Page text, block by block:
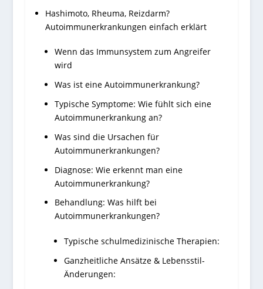
Hashimoto, Rheuma, Reizdarm?
Autoimmunerkrankungen einfach erklärt
Wenn das Immunsystem zum Angreifer
wird
Was ist eine Autoimmunerkrankung?
Typische Symptome: Wie fühlt sich eine
Autoimmunerkrankung an?
Was sind die Ursachen für
Autoimmunerkrankungen?
Diagnose: Wie erkennt man eine
Autoimmunerkrankung?
Behandlung: Was hilft bei
Autoimmunerkrankungen?
Typische schulmedizinische Therapien:
Ganzheitliche Ansätze & Lebensstil-
Änderungen: